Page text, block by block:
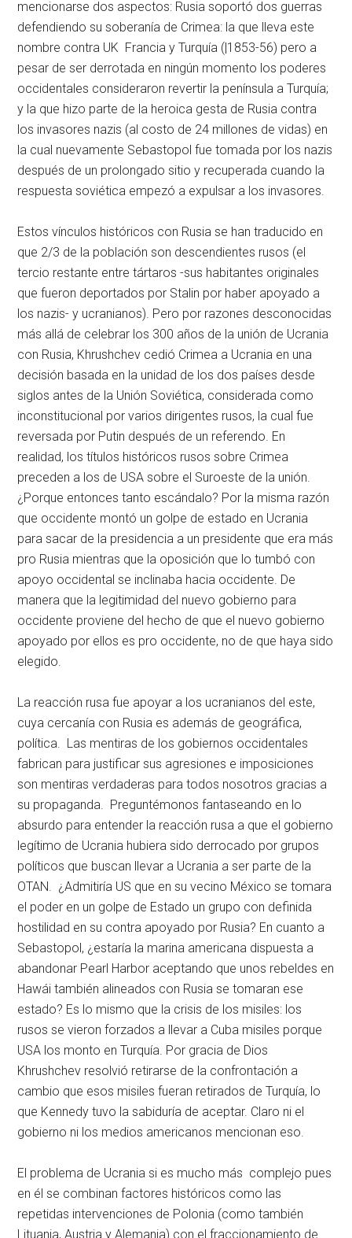
mencionarse dos aspectos: Rusia soportó dos guerras
defendiendo su soberanía de Crimea: la que lleva este
nombre contra UK Francia y Turquía (|1853-56) pero a
pesar de ser derrotada en ningún momento los poderes
occidentales consideraron revertir la península a Turquía;
y la que hizo parte de la heroica gesta de Rusia contra
los invasores nazis (al costo de 24 millones de vidas) en
la cual nuevamente Sebastopol fue tomada por los nazis
después de un prolongado sitio y recuperada cuando la
respuesta soviética empezó a expulsar a los invasores.
Estos vínculos históricos con Rusia se han traducido en
que 2/3 de la población son descendientes rusos (el
tercio restante entre tártaros -sus habitantes originales
que fueron deportados por Stalin por haber apoyado a
los nazis- y ucranianos). Pero por razones desconocidas
más allá de celebrar los 300 años de la unión de Ucrania
con Rusia, Khrushchev cedió Crimea a Ucrania en una
decisión basada en la unidad de los dos países desde
siglos antes de la Unión Soviética, considerada como
inconstitucional por varios dirigentes rusos, la cual fue
reversada por Putin después de un referendo. En
realidad, los títulos históricos rusos sobre Crimea
preceden a los de USA sobre el Suroeste de la unión.
¿Porque entonces tanto escándalo? Por la misma razón
que occidente montó un golpe de estado en Ucrania
para sacar de la presidencia a un presidente que era más
pro Rusia mientras que la oposición que lo tumbó con
apoyo occidental se inclinaba hacia occidente. De
manera que la legitimidad del nuevo gobierno para
occidente proviene del hecho de que el nuevo gobierno
apoyado por ellos es pro occidente, no de que haya sido
elegido.
La reacción rusa fue apoyar a los ucranianos del este,
cuya cercanía con Rusia es además de geográfica,
política. Las mentiras de los gobiernos occidentales
fabrican para justificar sus agresiones e imposiciones
son mentiras verdaderas para todos nosotros gracias a
su propaganda. Preguntémonos fantaseando en lo
absurdo para entender la reacción rusa a que el gobierno
legítimo de Ucrania hubiera sido derrocado por grupos
políticos que buscan llevar a Ucrania a ser parte de la
OTAN. ¿Admitiría US que en su vecino México se tomara
el poder en un golpe de Estado un grupo con definida
hostilidad en su contra apoyado por Rusia? En cuanto a
Sebastopol, ¿estaría la marina americana dispuesta a
abandonar Pearl Harbor aceptando que unos rebeldes en
Hawái también alineados con Rusia se tomaran ese
estado? Es lo mismo que la crisis de los misiles: los
rusos se vieron forzados a llevar a Cuba misiles porque
USA los monto en Turquía. Por gracia de Dios
Khrushchev resolvió retirarse de la confrontación a
cambio que esos misiles fueran retirados de Turquía, lo
que Kennedy tuvo la sabiduría de aceptar. Claro ni el
gobierno ni los medios americanos mencionan eso.
El problema de Ucrania si es mucho más complejo pues
en él se combinan factores históricos como las
repetidas intervenciones de Polonia (como también
Lituania, Austria y Alemania) con el fraccionamiento de